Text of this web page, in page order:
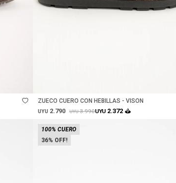
ZUECO CUERO CON HEBILLAS - VISON
UYU 2.790 UYU3.990UYU 2.372
36
100% CUERO